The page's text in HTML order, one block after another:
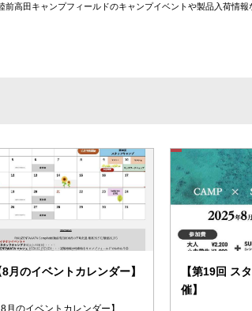
前高田キャンプフィールドのキャンプイベントや製品入荷情報
8月のイベントカレンダー】
8月のイベントカレンダー】
【第19回 ス
催】